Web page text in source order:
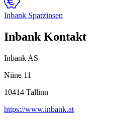
Inbank Sparzinsen
Inbank Kontakt
Inbank AS
Niine 11
10414 Tallinn
https://www.inbank.at